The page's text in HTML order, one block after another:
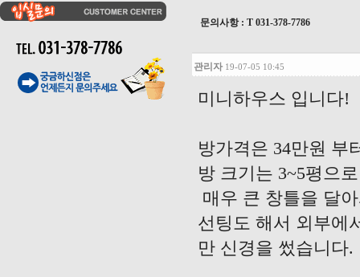
문의사항 : T 031-378-7786
관리자 19-07-05 10:45
미니하우스 입니다!
방가격은 34만원 부
방 크기는 3~5평으
매우 큰 창틀을 달
선팅도 해서 외부에
만 신경을 썼습니다.